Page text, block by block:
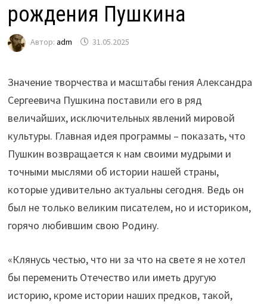
рождения Пушкина
Автор: adm 31.05.2025
Значение творчества и масштабы гения Александра
Сергеевича Пушкина поставили его в ряд
величайших, исключительных явлений мировой
культуры. Главная идея программы – показать, что
Пушкин возвращается к нам своими мудрыми и
точными мыслями об истории нашей страны,
которые удивительно актуальны сегодня. Ведь он
был не только великим писателем, но и историком,
горячо любившим свою Родину.
«Клянусь честью, что ни за что на свете я не хотел
бы переменить Отечество или иметь другую
историю, кроме истории наших предков, такой,